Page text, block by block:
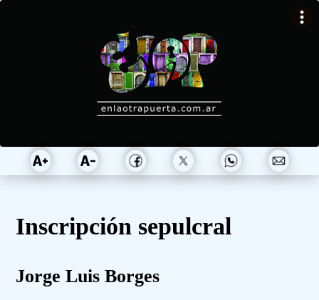
Inscripción sepulcral
Jorge Luis Borges